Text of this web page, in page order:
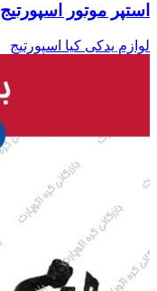
استپر موتور اسپورتیج
لوازم یدکی کیا اسپورتیج